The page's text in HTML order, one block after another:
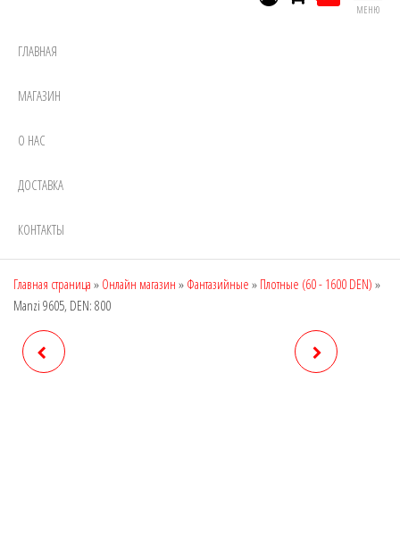
МЕНЮ
ГЛАВНАЯ
МАГАЗИН
О НАС
ДОСТАВКА
КОНТАКТЫ
Главная страница » Онлайн магазин » Фантазийные » Плотные (60 - 1600 DEN) »
Manzi 9605, DEN: 800